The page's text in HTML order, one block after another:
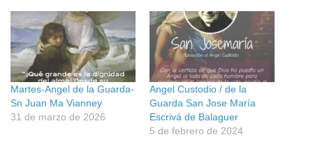
Martes-Angel de la Guarda-
Sn Juan Ma Vianney
31 de marzo de 2026
Angel Custodio / de la
Guarda San Jose María
Escrivá de Balaguer
5 de febrero de 2024